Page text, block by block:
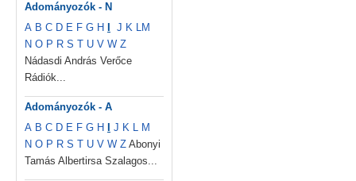
Adományozók - N
A B C D E F G H J K LM
N O P R S T U V W Z
Nádasdi András Verőce
Rádiók...
Adományozók - A
A B C D E F G H J K L M
N O P R S T U V W Z Abonyi
Tamás Albertirsa Szalagos...